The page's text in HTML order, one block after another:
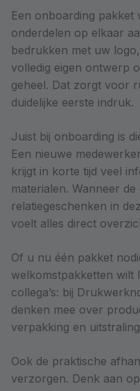
Een onboarding
onderdelen op elkaar
bedrukken met uw
volledig eigen ontwerp
geheel. Dat zorgt voor
duidelijke eerste indruk.
Juist bij onboarding is
Een nieuwe
krijgt in korte tijd veel
materialen. Wanneer
relatiegeschenken in
voelt alles direct
Of u nu één pakket
welkomstpakketten wilt
collega’s: bij
denken mee over
verpakking en
Ook de praktische
verzorgen. Denk aan